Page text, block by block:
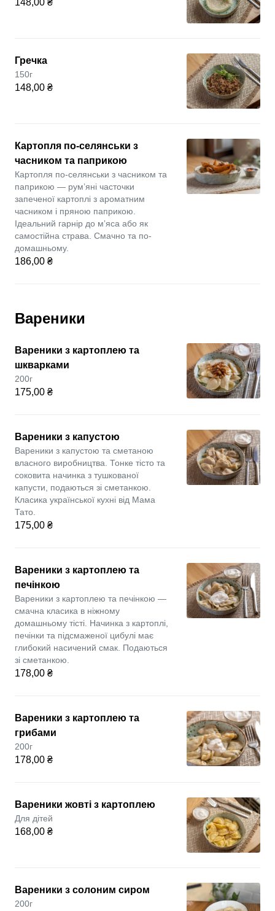
148,00 ₴
Гречка
150г
148,00 ₴
Картопля по-селянськи з
часником та паприкою
Картопля по-селянськи з часником та
паприкою — рум’яні часточки
запеченої картоплі з ароматним
часником і пряною паприкою.
Ідеальний гарнір до мʼяса або як
самостійна страва. Смачно та по-
домашньому.
186,00 ₴
Вареники
Вареники з картоплею та
шкварками
200г
175,00 ₴
Вареники з капустою
Вареники з капустою та сметаною
власного виробництва. Тонке тісто та
соковита начинка з тушкованої
капусти, подаються зі сметанкою.
Класика української кухні від Мама
Тато.
175,00 ₴
Вареники з картоплею та
печінкою
Вареники з картоплею та печінкою —
смачна класика в ніжному
домашньому тісті. Начинка з картоплі,
печінки та підсмаженої цибулі має
глибокий насичений смак. Подаються
зі сметанкою.
178,00 ₴
Вареники з картоплею та
грибами
200г
178,00 ₴
Вареники жовті з картоплею
Для дітей
168,00 ₴
Вареники з солоним сиром
200г